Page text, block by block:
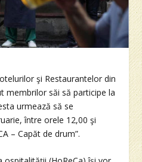
şi Restaurantelor din
membrilor săi să participe la
urmează să se
între orele 12,00 şi
– Capăt de drum”.